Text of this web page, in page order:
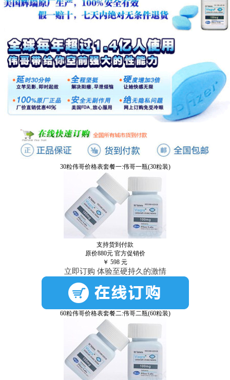
30粒伟哥价格表套餐一:伟哥一瓶(30粒装)
支持货到付款
原价880元 官方促销价
￥ 598 元
立即订购 体验至硬持久的激情
60粒伟哥价格表套餐二:伟哥二瓶(60粒装)